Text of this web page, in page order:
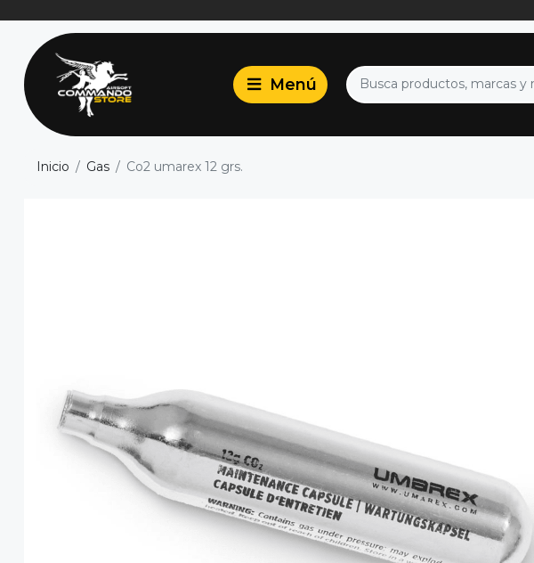
Inicio Gas Co2 umarex 12 grs.